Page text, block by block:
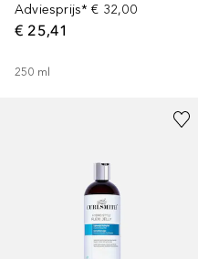
Adviesprijs* € 32,00
€ 25,41
250 ml